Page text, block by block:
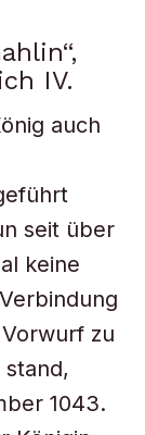
IV.
auch
seit über
keine
zu
1043.